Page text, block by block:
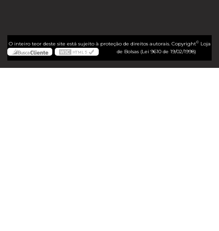
O inteiro teor deste site está sujeito à proteção de direitos autorais. Copyright©Loja
de Bolsas (Lei 9610 de 19/02/1998)